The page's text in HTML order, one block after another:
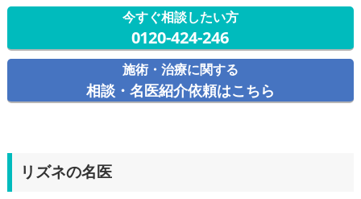
今すぐ相談したい方
0120-424-246
施術・治療に関する
相談・名医紹介依頼はこちら
リズネの名医